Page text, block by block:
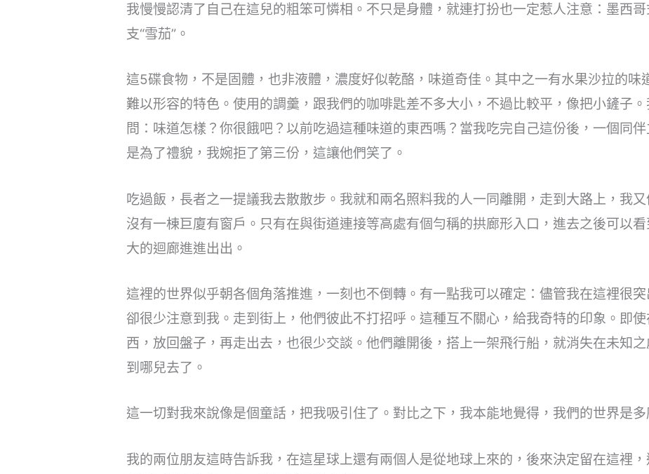
我慢慢認清了自己在這兒的粗笨可憐相。不只是身體，就連打扮也一定惹人注意：墨西
支“雪茄”。
這5碟食物，不是固體，也非液體，濃度好似乾酪，味道奇佳。其中之一有水果沙拉的味
難以形容的特色。使用的調羹，跟我們的咖啡匙差不多大小，不過比較平，像把小鏟子
問：味道怎樣？你很餓吧？以前吃過這種味道的東西嗎？當我吃完自己這份後，一個同
是為了禮貌，我婉拒了第三份，這讓他們笑了。
吃過飯，長者之一提議我去散散步。我就和兩名照料我的人一同離開，走到大路上，我
沒有一棟巨廈有窗戶。只有在與街道連接等高處有個勻稱的拱廊形入口，進去之後可以
大的迴廊進進出出。
這裡的世界似乎朝各個角落推進，一刻也不倒轉。有一點我可以確定：儘管我在這裡很突
卻很少注意到我。走到街上，他們彼此不打招呼。這種互不關心，給我奇特的印象。即
西，放回盤子，再走出去，也很少交談。他們離開後，搭上一架飛行船，就消失在未知
到哪兒去了。
這一切對我來說像是個童話，把我吸引住了。對比之下，我本能地覺得，我們的世界是多
我的兩位朋友這時告訴我，在這星球上還有兩個人是從地球上來的，後來決定留在這裡